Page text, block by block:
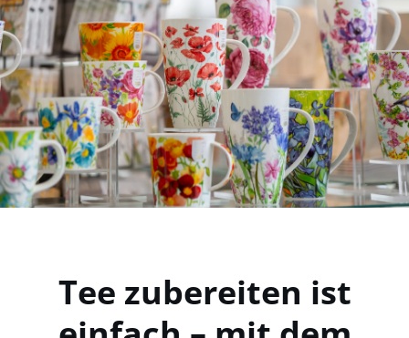
Tee zubereiten ist